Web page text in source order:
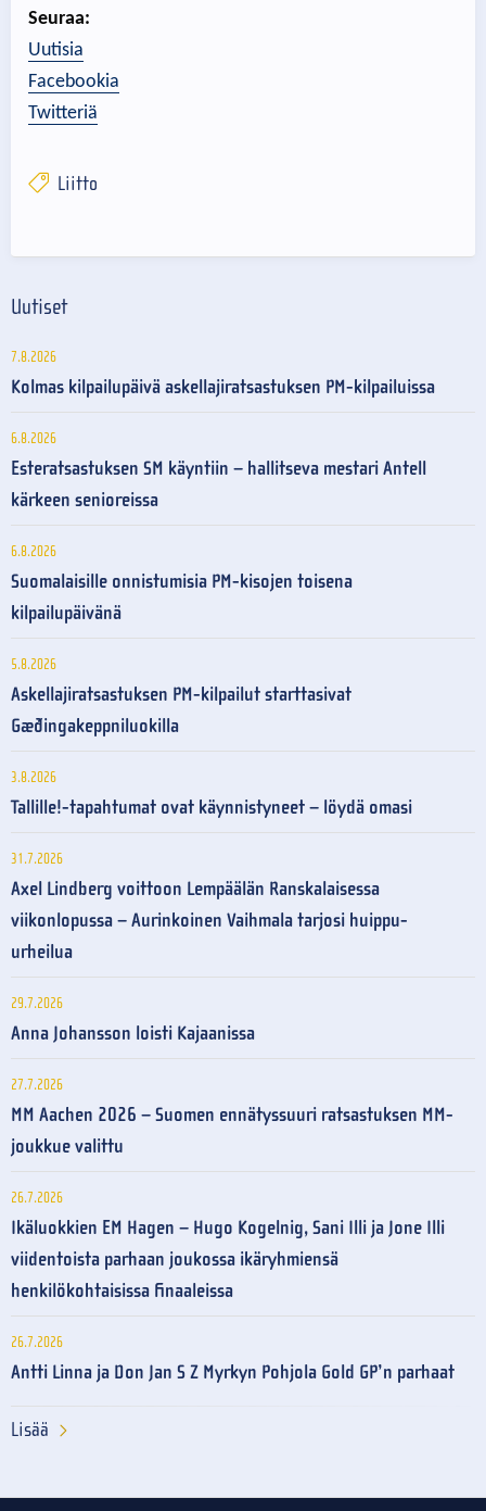
Seuraa:
Uutisia
Facebookia
Twitteriä
Liitto
Uutiset
7.8.2026
Kolmas kilpailupäivä askellajiratsastuksen PM-kilpailuissa
6.8.2026
Esteratsastuksen SM käyntiin – hallitseva mestari Antell
kärkeen senioreissa
6.8.2026
Suomalaisille onnistumisia PM-kisojen toisena
kilpailupäivänä
5.8.2026
Askellajiratsastuksen PM-kilpailut starttasivat
Gæðingakeppniluokilla
3.8.2026
Tallille!-tapahtumat ovat käynnistyneet – löydä omasi
31.7.2026
Axel Lindberg voittoon Lempäälän Ranskalaisessa
viikonlopussa – Aurinkoinen Vaihmala tarjosi huippu-
urheilua
29.7.2026
Anna Johansson loisti Kajaanissa
27.7.2026
MM Aachen 2026 – Suomen ennätyssuuri ratsastuksen MM-
joukkue valittu
26.7.2026
Ikäluokkien EM Hagen – Hugo Kogelnig, Sani Illi ja Jone Illi
viidentoista parhaan joukossa ikäryhmiensä
henkilökohtaisissa finaaleissa
26.7.2026
Antti Linna ja Don Jan S Z Myrkyn Pohjola Gold GP’n parhaat
Lisää